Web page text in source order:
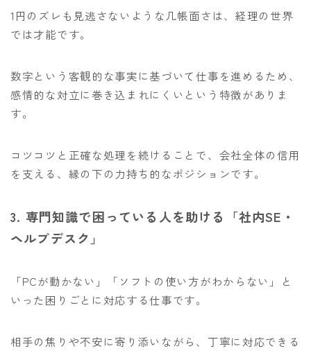
1円のズレも見逃さないような几帳面さは、経理の世界
では才能です。
数字という客観的な事実に基づいて仕事を進めるため、
感情的な対立に巻き込まれにくいという特徴がありま
す。
コツコツと正確な処理を続けることで、会社全体の信用
を支える、縁の下の力持ち的なポジションです。
3. 専門知識で困っている人を助ける「社内SE・
ヘルプデスク」
「PCが動かない」「ソフトの使い方がわからない」と
いった困りごとに対応する仕事です。
相手の焦りや不安に寄り添いながら、丁寧に対応できる